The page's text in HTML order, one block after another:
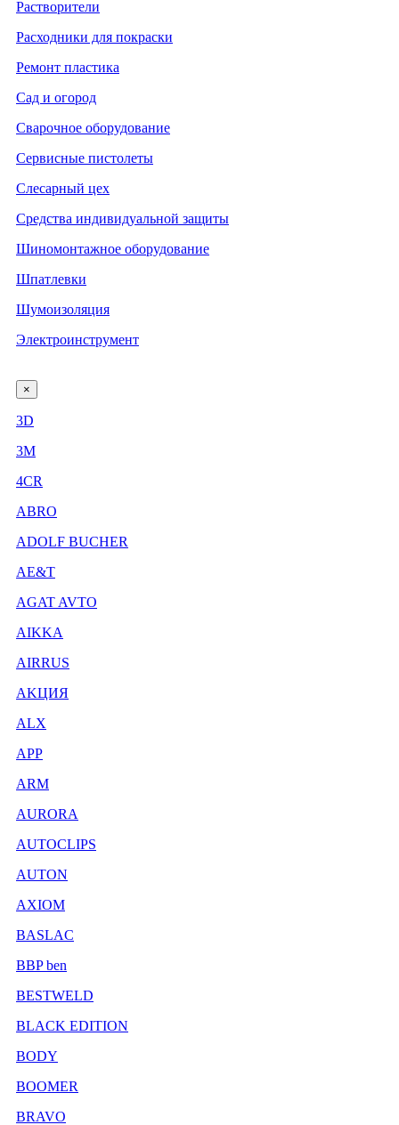
Растворители
Расходники для покраски
Ремонт пластика
Сад и огород
Сварочное оборудование
Сервисные пистолеты
Слесарный цех
Средства индивидуальной защиты
Шиномонтажное оборудование
Шпатлевки
Шумоизоляция
Электроинструмент
×
3D
3М
4CR
ABRO
ADOLF BUCHER
AE&T
AGAT AVTO
AIKKA
AIRRUS
AKЦИЯ
ALX
APP
ARM
AURORA
AUTOCLIPS
AUTON
AXIOM
BASLAC
BBP ben
BESTWELD
BLACK EDITION
BODY
BOOMER
BRAVO